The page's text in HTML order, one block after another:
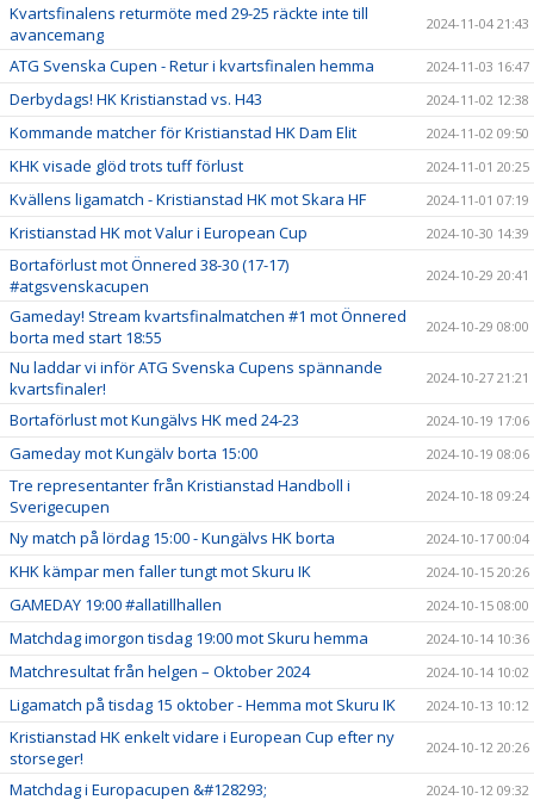
Kvartsfinalens returmöte med 29-25 räckte inte till
avancemang
2024-11-04 21:43
ATG Svenska Cupen - Retur i kvartsfinalen hemma 2024-11-03 16:47
Derbydags! HK Kristianstad vs. H43 2024-11-02 12:38
Kommande matcher för Kristianstad HK Dam Elit 2024-11-02 09:50
KHK visade glöd trots tuff förlust 2024-11-01 20:25
Kvällens ligamatch - Kristianstad HK mot Skara HF 2024-11-01 07:19
Kristianstad HK mot Valur i European Cup 2024-10-30 14:39
Bortaförlust mot Önnered 38-30 (17-17)
#atgsvenskacupen
2024-10-29 20:41
Gameday! Stream kvartsfinalmatchen #1 mot Önnered
borta med start 18:55
2024-10-29 08:00
Nu laddar vi inför ATG Svenska Cupens spännande
kvartsfinaler!
2024-10-27 21:21
Bortaförlust mot Kungälvs HK med 24-23 2024-10-19 17:06
Gameday mot Kungälv borta 15:00 2024-10-19 08:06
Tre representanter från Kristianstad Handboll i
Sverigecupen
2024-10-18 09:24
Ny match på lördag 15:00 - Kungälvs HK borta 2024-10-17 00:04
KHK kämpar men faller tungt mot Skuru IK 2024-10-15 20:26
GAMEDAY 19:00 #allatillhallen 2024-10-15 08:00
Matchdag imorgon tisdag 19:00 mot Skuru hemma 2024-10-14 10:36
Matchresultat från helgen – Oktober 2024 2024-10-14 10:02
Ligamatch på tisdag 15 oktober - Hemma mot Skuru IK 2024-10-13 10:12
Kristianstad HK enkelt vidare i European Cup efter ny
storseger!
2024-10-12 20:26
Matchdag i Europacupen &#128293; 2024-10-12 09:32